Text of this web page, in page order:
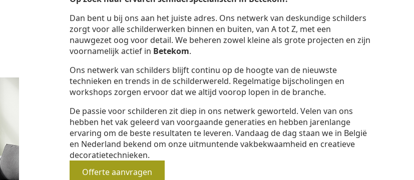
Dan bent u bij ons aan het juiste adres. Ons netwerk van deskundige schilders
zorgt voor alle schilderwerken binnen en buiten, van A tot Z, met een
nauwgezet oog voor detail. We beheren zowel kleine als grote projecten en zijn
voornamelijk actief in Betekom.
Ons netwerk van schilders blijft continu op de hoogte van de nieuwste
technieken en trends in de schilderwereld. Regelmatige bijscholingen en
workshops zorgen ervoor dat we altijd voorop lopen in de branche.
De passie voor schilderen zit diep in ons netwerk geworteld. Velen van ons
hebben het vak geleerd van voorgaande generaties en hebben jarenlange
ervaring om de beste resultaten te leveren. Vandaag de dag staan we in België
en Nederland bekend om onze uitmuntende vakbekwaamheid en creatieve
decoratietechnieken.
Offerte aanvragen